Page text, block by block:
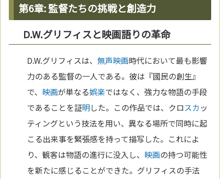
第6章: 監督たちの挑戦と創造力
D.W.グリフィスと映画語りの革命
D.W.グリフィスは、無声映画時代において最も影響
力のある監督の一人である。彼は『國民の創生』
で、 映画が単なる娯楽ではなく、強力な物語の手段
であることを証明した。この作品では、クロスカ ッ
ティングという技法を用い、異なる場所で同時に起
こる出来事を緊張感を持って描写した。これによ
り、観客は物語の進行に没入し、 映画の持つ可能性
を新たに感じることができた。グリフィスの手法